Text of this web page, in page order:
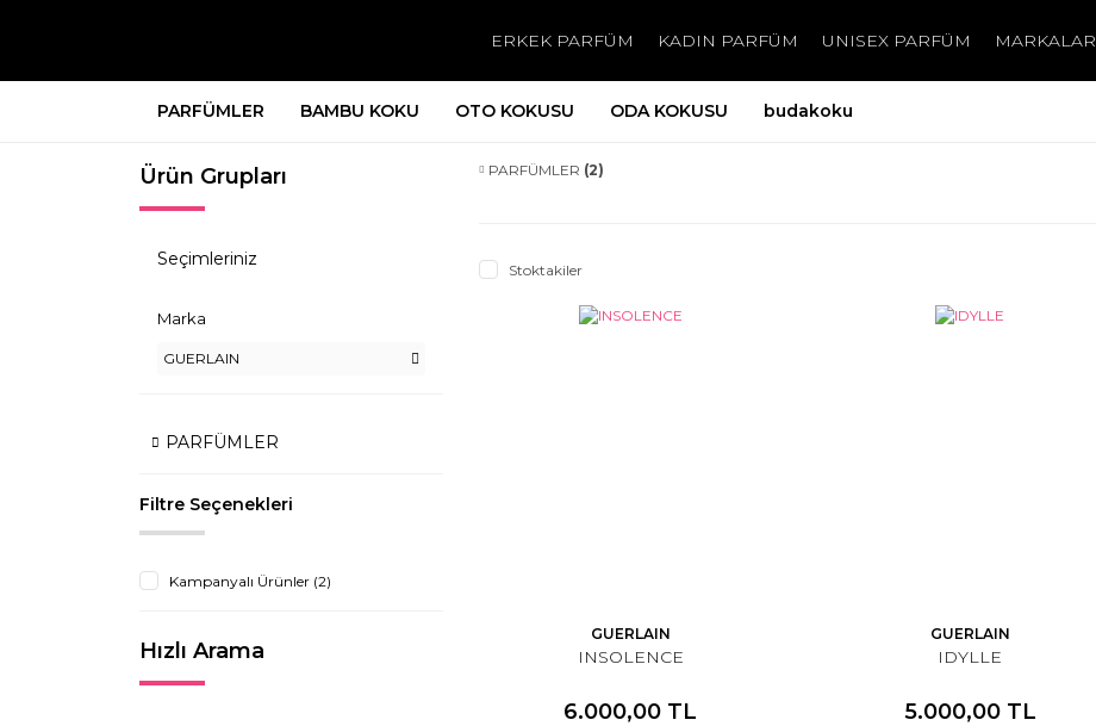
ERKEK PARFÜM KADIN PARFÜM UNISEX PARFÜM MARKALAR
PARFÜMLER BAMBU KOKU OTO KOKUSU ODA KOKUSU budakoku
Ürün Grupları
Seçimleriniz
Marka
GUERLAIN
PARFÜMLER
Filtre Seçenekleri
Kampanyalı Ürünler (2)
Hızlı Arama
PARFÜMLER (2)
Stoktakiler
GUERLAIN
INSOLENCE
6.000,00 TL
GUERLAIN
IDYLLE
5.000,00 TL